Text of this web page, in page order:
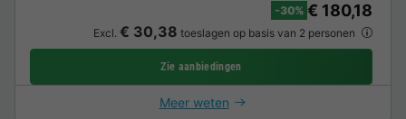
-30% € 180,18
Excl. € 30,38 toeslagen op basis van 2 personen
Zie aanbiedingen
Meer weten